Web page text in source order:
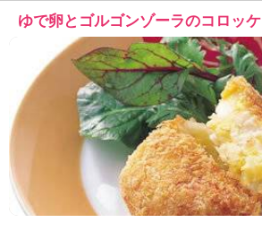
ゆで卵とゴルゴンゾーラのコロッケ